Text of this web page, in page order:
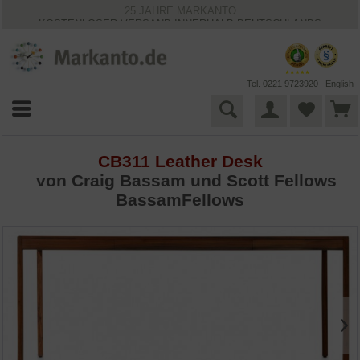
KOSTENLOSER VERSAND INNERHALB DEUTSCHLANDS
VIELFÄLTIGE ZAHLUNGSMÖGLICHKEITEN
BESTPRICE-GARANTIE
Tel. 0221 9723920 English
CB311 Leather Desk
von Craig Bassam und Scott Fellows
BassamFellows